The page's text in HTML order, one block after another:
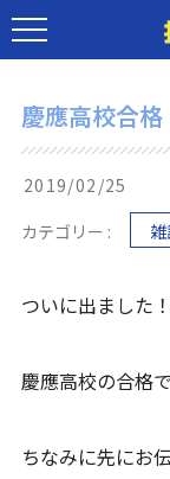
慶應高校合格
2019/02/25
カテゴリー :
ついに出ました！
慶應高校の合格で
ちなみに先にお